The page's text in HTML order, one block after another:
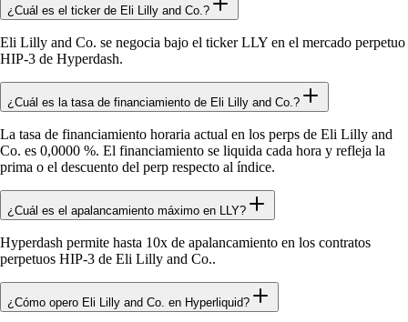
¿Cuál es el ticker de Eli Lilly and Co.?
Eli Lilly and Co. se negocia bajo el ticker LLY en el mercado perpetuo
HIP-3 de Hyperdash.
¿Cuál es la tasa de financiamiento de Eli Lilly and Co.?
La tasa de financiamiento horaria actual en los perps de Eli Lilly and
Co. es 0,0000 %. El financiamiento se liquida cada hora y refleja la
prima o el descuento del perp respecto al índice.
¿Cuál es el apalancamiento máximo en LLY?
Hyperdash permite hasta 10x de apalancamiento en los contratos
perpetuos HIP-3 de Eli Lilly and Co..
¿Cómo opero Eli Lilly and Co. en Hyperliquid?